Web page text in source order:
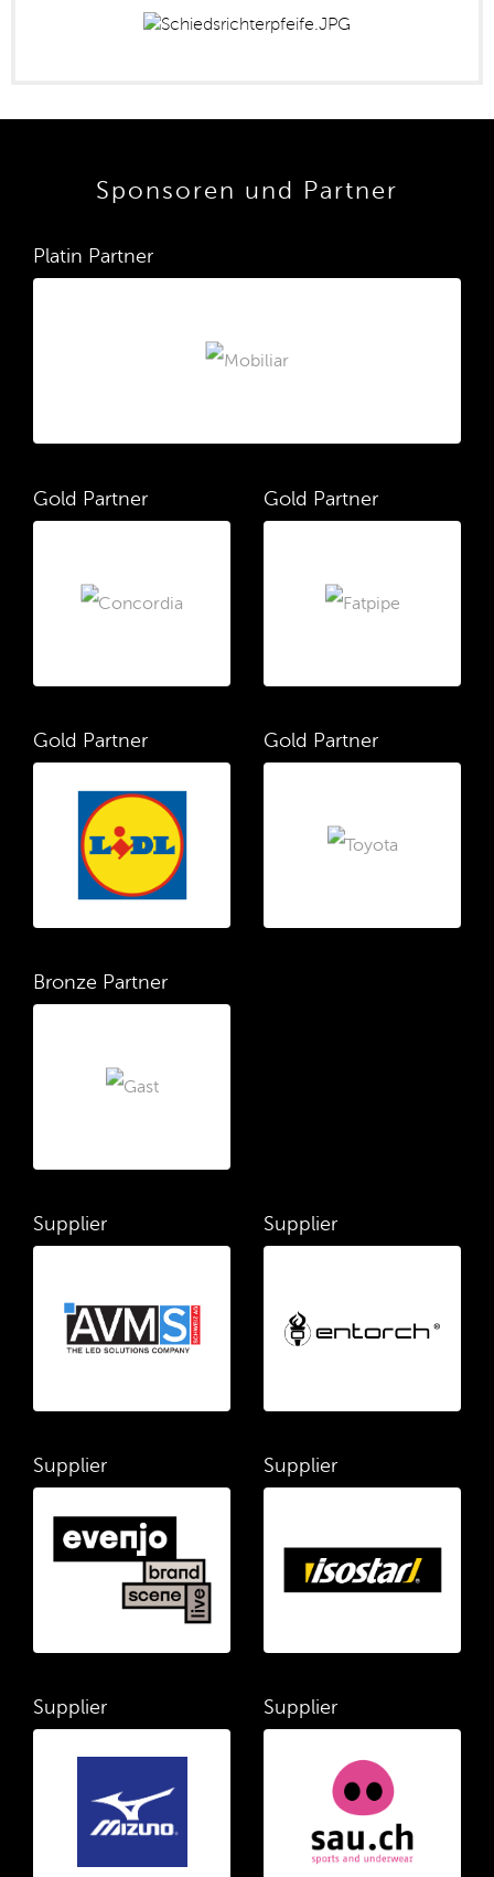
Sponsoren und Partner
Platin Partner
Gold Partner Gold Partner
Gold Partner Gold Partner
Bronze Partner
Supplier Supplier
Supplier Supplier
Supplier Supplier